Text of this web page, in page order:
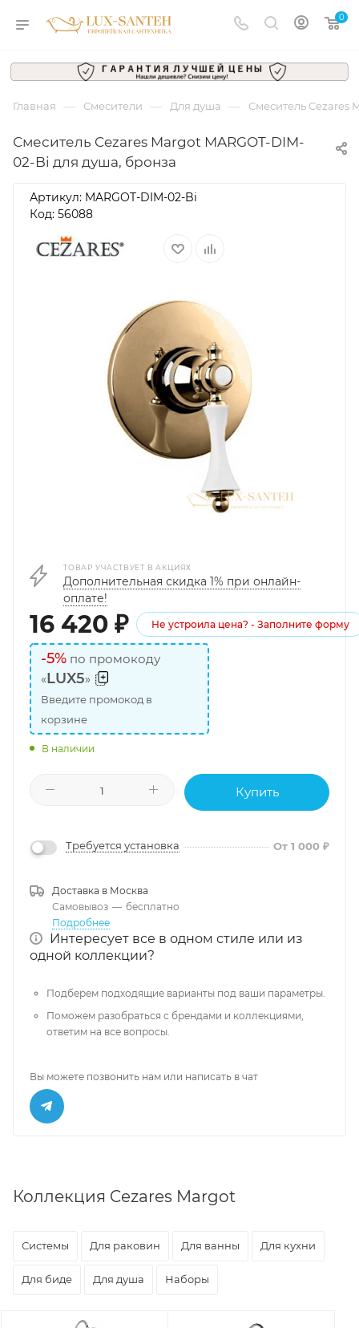
0
Главная — Смесители — Для душа — Смеситель Cezares
Смеситель Cezares Margot MARGOT-DIM-
02-Bi для душа, бронза
Артикул: MARGOT-DIM-02-Bi
Код: 56088
ТОВАР УЧАСТВУЕТ В АКЦИЯХ
Дополнительная скидка 1% при онлайн-
оплате!
16 420 ₽ Не устроила цена? - Заполните форму
-5% по промокоду
«LUX5»
Введите промокод в
корзине
В наличии
Купить
Требуется установка От 1 000 ₽
Доставка в Москва
Самовывоз — бесплатно
Подробнее
Интересует все в одном стиле или из
одной коллекции?
Подберем подходящие варианты под ваши параметры.
Поможем разобраться с брендами и коллекциями,
ответим на все вопросы.
Вы можете позвонить нам или написать в чат
Коллекция Cezares Margot
Системы Для раковин Для ванны Для кухни
Для биде Для душа Наборы